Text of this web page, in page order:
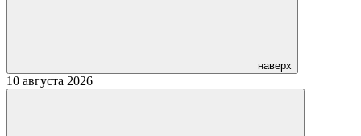
наверх
10 августа 2026